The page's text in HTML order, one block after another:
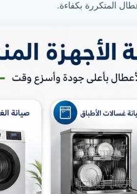
المتكررة بكفاءة.